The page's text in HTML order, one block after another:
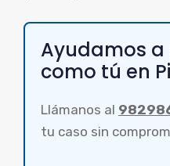
Ayudamos a
como tú en
Llámanos al
tu caso sin